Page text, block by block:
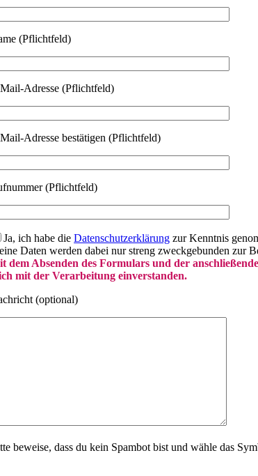
(Pflichtfeld)
Adresse (Pflichtfeld)
lasse dieses Feld leer.
Adresse bestätigen (Pflichtfeld)
(Pflichtfeld)
Ja, ich habe dieDatenschutzerklärung zur Kenntnis
Daten werden dabei nur streng zweckgebunden zur
dem Absenden des Formulars und der
mit der Verarbeitung einverstanden.
(optional)
beweise, dass du kein Spambot bist und wähle das